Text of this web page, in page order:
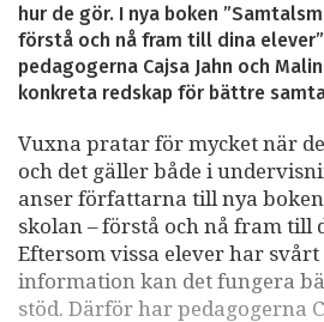
hur de gör. I nya boken
förstå och nå fram till dina
pedagogerna Cajsa Jahn och
konkreta redskap för bättre
Vuxna pratar för mycket när
och det gäller både i
anser författarna till nya
skolan – förstå och nå fram till
Eftersom vissa elever har
information kan det fungera
stöd. Därför har pedagogerna